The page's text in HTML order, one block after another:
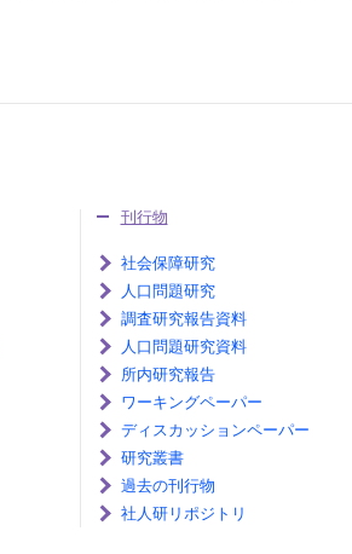
刊行物
社会保障研究
人口問題研究
調査研究報告資料
人口問題研究資料
所内研究報告
ワーキングペーパー
ディスカッションペーパー
研究叢書
過去の刊行物
社人研リポジトリ